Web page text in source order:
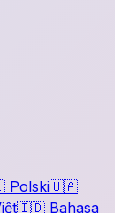
Polski🇺🇦
🇮🇩 Bahasa